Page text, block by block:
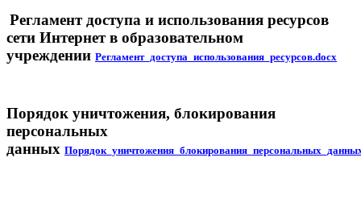
Регламент доступа и использования ресурсов
сети Интернет в образовательном
учреждении Регламент_доступа_использования_ресурсов.docx
Порядок уничтожения, блокирования
персональных
данных